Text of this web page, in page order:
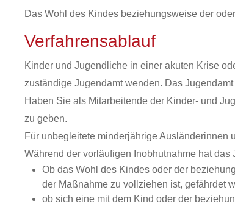
Das Wohl des Kindes beziehungsweise der
Verfahrensablauf
Kinder und Jugendliche in einer akuten Krise
zuständige Jugendamt wenden. Das
Haben Sie als Mitarbeitende der Kinder- und
zu geben.
Für unbegleitete minderjährige Ausländerinnen
Während der vorläufigen Inobhutnahme hat
Ob das Wohl des Kindes oder der
der Maßnahme zu vollziehen ist, gefährdet
ob sich eine mit dem Kind oder der